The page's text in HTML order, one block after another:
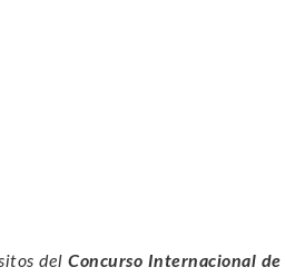
delConcurso Internacional